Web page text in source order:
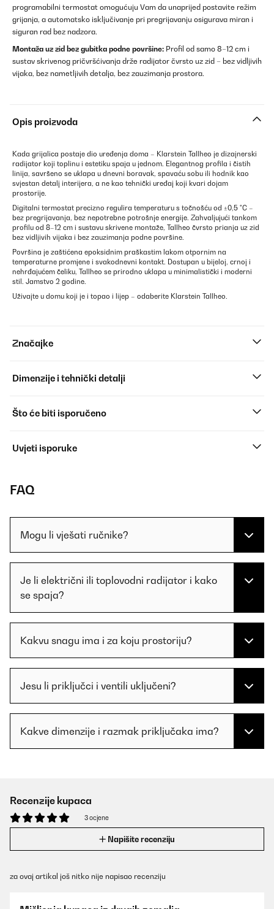
programabilni termostat omogućuju Vam da unaprijed postavite režim
grijanja, a automatsko isključivanje pri pregrijavanju osigurava miran i
siguran rad bez nadzora.
Montaža uz zid bez gubitka podne površine: Profil od samo 8–12 cm i
sustav skrivenog pričvršćivanja drže radijator čvrsto uz zid – bez vidljivih
vijaka, bez nametljivih detalja, bez zauzimanja prostora.
Opis proizvoda
Kada grijalica postaje dio uređenja doma – Klarstein Tallheo je dizajnerski
radijator koji toplinu i estetiku spaja u jednom. Elegantnog profila i čistih
linija, savršeno se uklapa u dnevni boravak, spavaću sobu ili hodnik kao
svjestan detalj interijera, a ne kao tehnički uređaj koji kvari dojam
prostorije.
Digitalni termostat precizno regulira temperaturu s točnošću od ±0,5 °C –
bez pregrijavanja, bez nepotrebne potrošnje energije. Zahvaljujući tankom
profilu od 8–12 cm i sustavu skrivene montaže, Tallheo čvrsto prianja uz zid
bez vidljivih vijaka i bez zauzimanja podne površine.
Površina je zaštićena epoksidnim praškastim lakom otpornim na
temperaturne promjene i svakodnevni kontakt. Dostupan u bijeloj, crnoj i
nehrđajućem čeliku, Tallheo se prirodno uklapa u minimalistički i moderni
stil. Jamstvo 2 godine.
Uživajte u domu koji je i topao i lijep – odaberite Klarstein Tallheo.
Značajke
Dimenzije i tehnički detalji
Što će biti isporučeno
Uvjeti isporuke
FAQ
Mogu li vješati ručnike?
Je li električni ili toplovodni radijator i kako
se spaja?
Kakvu snagu ima i za koju prostoriju?
Jesu li priključci i ventili uključeni?
Kakve dimenzije i razmak priključaka ima?
Recenzije kupaca
3 ocjene
Napišite recenziju
za ovaj artikal još nitko nije napisao recenziju